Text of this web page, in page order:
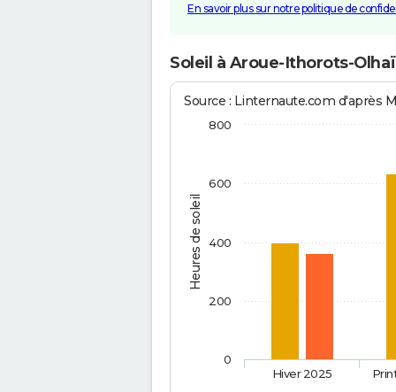
En savoir plus sur notre politique de
Soleil à Aroue-Ithorots-
Heures de soleil
Source : Linternaute.com d'après
Hiver 2025
0
200
400
600
800